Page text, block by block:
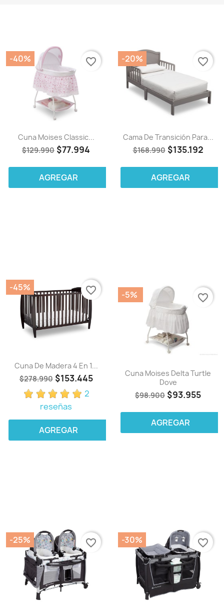
Cuna Moises Classic...
$129.990 $77.994
-40%
AGREGAR
favorite_border
Cama De Transición Para...
$168.990 $135.192
-20%
AGREGAR
favorite_border
Cuna De Madera 4 En 1...
$278.990 $153.445
2
reseñas
-45%
AGREGAR
favorite_border
Cuna Moises Delta Turtle
Dove
$98.900 $93.955
-5%
AGREGAR
favorite_border
-25% favorite_border -30% favorite_border